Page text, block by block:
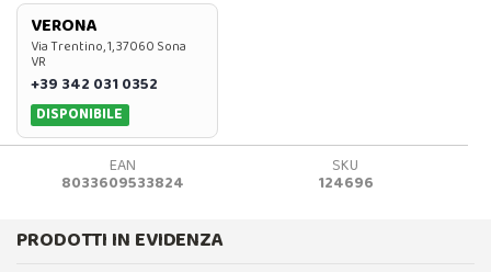
VERONA
Via Trentino, 1, 37060 Sona
VR
+39 342 031 0352
DISPONIBILE
EAN
8033609533824
SKU
124696
PRODOTTI IN EVIDENZA